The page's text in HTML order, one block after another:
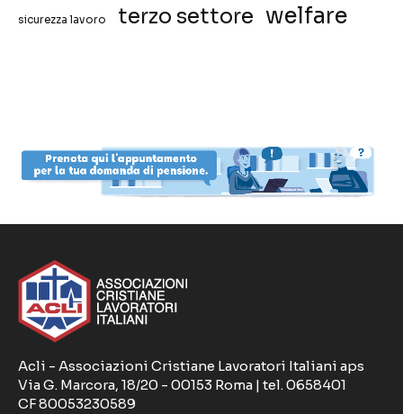
sicurezza lavoro terzo settore welfare
Acli - Associazioni Cristiane Lavoratori Italiani aps
Via G. Marcora, 18/20 - 00153 Roma | tel. 0658401
CF 80053230589